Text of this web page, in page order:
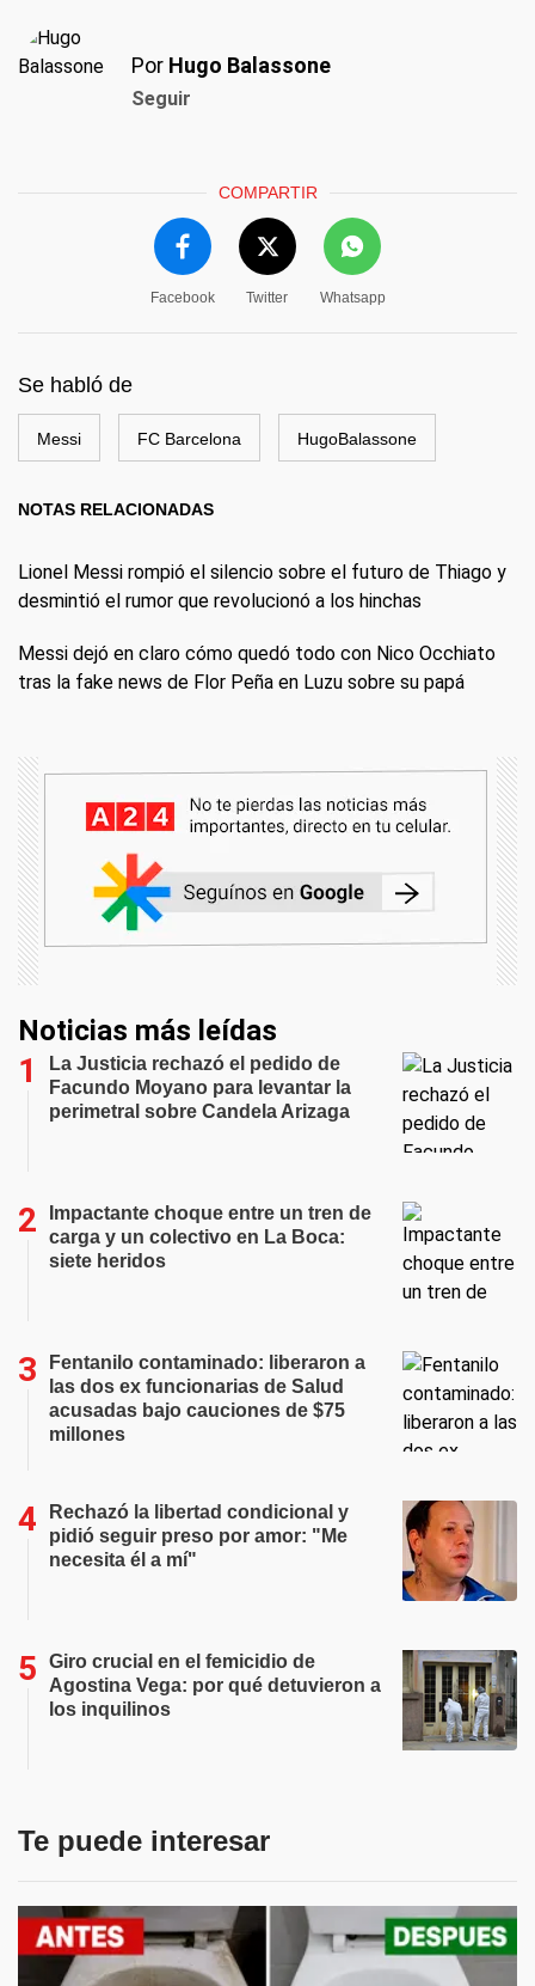
Por Hugo Balassone
Seguir
COMPARTIR
Facebook Twitter Whatsapp
Se habló de
Messi FC Barcelona HugoBalassone
NOTAS RELACIONADAS
Lionel Messi rompió el silencio sobre el futuro de Thiago y
desmintió el rumor que revolucionó a los hinchas
Messi dejó en claro cómo quedó todo con Nico Occhiato
tras la fake news de Flor Peña en Luzu sobre su papá
Noticias más leídas
La Justicia rechazó el pedido de
Facundo Moyano para levantar la
perimetral sobre Candela Arizaga
Impactante choque entre un tren de
carga y un colectivo en La Boca:
siete heridos
Fentanilo contaminado: liberaron a
las dos ex funcionarias de Salud
acusadas bajo cauciones de $75
millones
Rechazó la libertad condicional y
pidió seguir preso por amor: "Me
necesita él a mí"
Giro crucial en el femicidio de
Agostina Vega: por qué detuvieron a
los inquilinos
Te puede interesar